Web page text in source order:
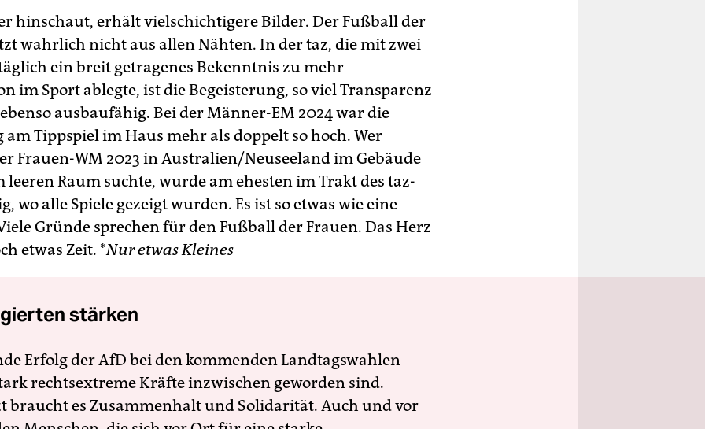
hinschaut, erhält vielschichtigere Bilder. Der Fußball der
wahrlich nicht aus allen Nähten. In der taz, die mit zwei
ein breit getragenes Bekenntnis zu mehr
im Sport ablegte, ist die Begeisterung, so viel Transparenz
ausbaufähig. Bei der Männer-EM 2024 war die
Tippspiel im Haus mehr als doppelt so hoch. Wer
Frauen-WM 2023 in Australien/Neuseeland im Gebäude
leeren Raum suchte, wurde am ehesten im Trakt des taz-
wo alle Spiele gezeigt wurden. Es ist so etwas wie eine
Gründe sprechen für den Fußball der Frauen. Das Herz
etwas Zeit. *Nur etwas Kleines
stärken
Erfolg der AfD bei den kommenden Landtagswahlen
rechtsextreme Kräfte inzwischen geworden sind.
braucht es Zusammenhalt und Solidarität. Auch und vor